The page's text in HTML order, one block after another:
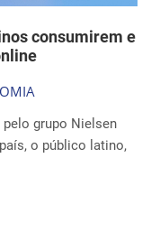
consumirem e
grupo Nielsen
o público latino,